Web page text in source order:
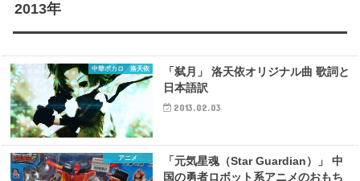
2013年
中華ボカロ 洛天依
「弑月」 洛天依オリジナル曲 歌詞と
日本語訳
2013.02.03
アニメ
「元気星魂（Star Guardian）」 中
国の勇者ロボット系アニメのおもち